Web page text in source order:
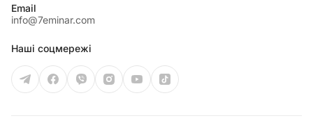
Email
info@7eminar.com
Наші соцмережі